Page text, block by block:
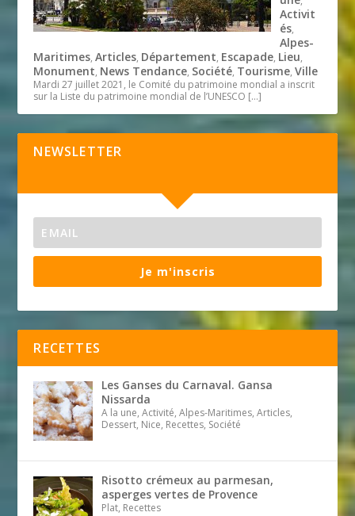
Activit
és,
Alpes-
Maritimes,Articles, Département, Escapade, Lieu,
Monument, News Tendance, Société, Tourisme,Ville
Mardi 27 juillet 2021, le Comité du patrimoine mondial a inscrit
sur la Liste du patrimoine mondial de l’UNESCO […]
NEWSLETTER
Je m'inscris
RECETTES
Les Ganses du Carnaval. Gansa
Nissarda
A la une, Activité, Alpes-Maritimes, Articles,
Dessert, Nice, Recettes, Société
Risotto crémeux au parmesan,
asperges vertes de Provence
Plat, Recettes